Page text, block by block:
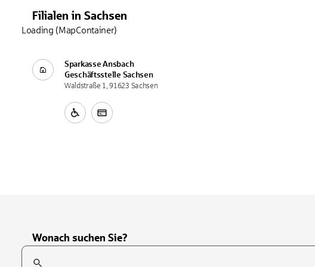
Filialen in Sachsen
Sparkasse Ansbach
Geschäftsstelle Sachsen
Waldstraße 1, 91623 Sachsen
Loading (MapContainer)
Wonach suchen Sie?
Suchfeld